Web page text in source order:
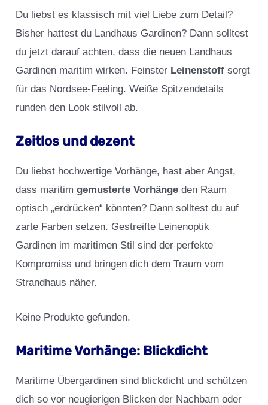
Du liebst es klassisch mit viel Liebe zum Detail?
Bisher hattest du Landhaus Gardinen? Dann solltest
du jetzt darauf achten, dass die neuen Landhaus
Gardinen maritim wirken. Feinster Leinenstoff sorgt
für das Nordsee-Feeling. Weiße Spitzendetails
runden den Look stilvoll ab.
Zeitlos und dezent
Du liebst hochwertige Vorhänge, hast aber Angst,
dass maritimgemusterte Vorhänge den Raum
optisch „erdrücken“ könnten? Dann solltest du auf
zarte Farben setzen. Gestreifte Leinenoptik
Gardinen im maritimen Stil sind der perfekte
Kompromiss und bringen dich dem Traum vom
Strandhaus näher.
Keine Produkte gefunden.
Maritime Vorhänge: Blickdicht
Maritime Übergardinen sind blickdicht und schützen
dich so vor neugierigen Blicken der Nachbarn oder